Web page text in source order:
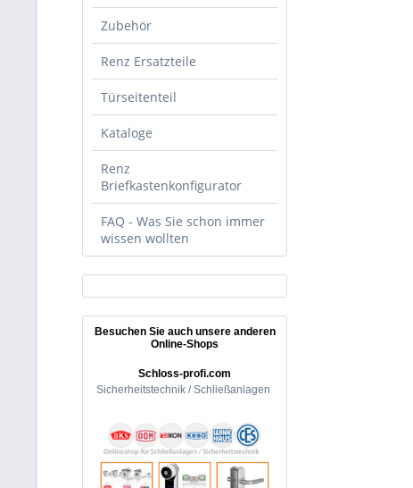
Zubehör
Renz Ersatzteile
Türseitenteil
Kataloge
Renz
Briefkastenkonfigurator
FAQ - Was Sie schon immer
wissen wollten
Besuchen Sie auch unsere anderen
Online-Shops
Schloss-profi.com
Sicherheitstechnik / Schließanlagen